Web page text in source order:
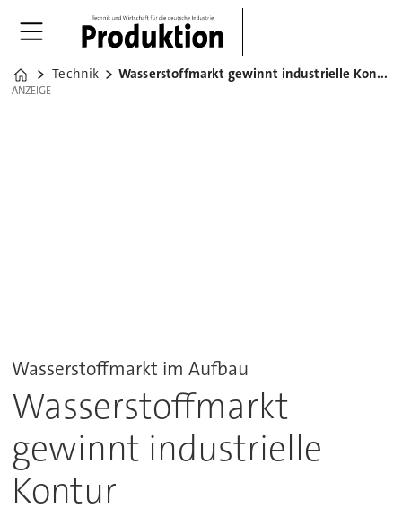
Home
Technik Wasserstoffmarkt gewinnt industrielle Kontur
ANZEIGE
ANZEIGE
Wasserstoffmarkt im Aufbau
Wasserstoffmarkt
gewinnt industrielle
Kontur